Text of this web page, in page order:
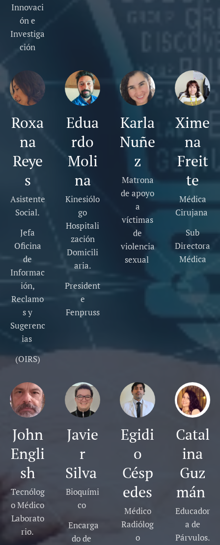
Innovaci
ón e
Investiga
ción
Roxa
na
Reye
s
Asistente
Social.
Jefa
Oficina
de
Informac
ión,
Reclamo
s y
Sugerenc
ias
(OIRS)
Edua
rdo
Moli
na
Kinesiólo
go
Hospitali
zación
Domicili
aria.
President
e
Fenpruss
Karla
Nuñe
z
Matrona
de apoyo
a
víctimas
de
violencia
sexual
Xime
na
Freit
te
Médica
Cirujana
Sub
Directora
Médica
John
Engli
sh
Tecnólog
o Médico
Laborato
rio.
Javie
r
Silva
Bioquími
co
Encarga
do de
Egidi
o
Césp
edes
Médico
Radiólog
o
Catal
ina
Guz
mán
Educador
a de
Párvulos.